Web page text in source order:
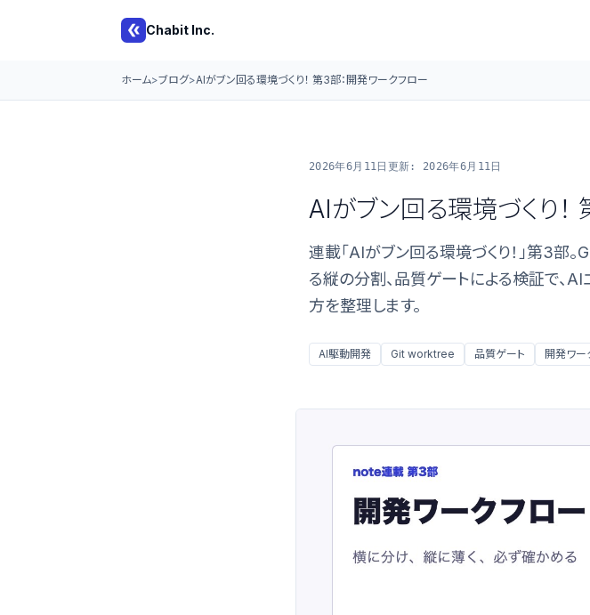
Chabit Inc.
ホーム ブログ AIがブン回る環境づくり！ 第3部：開発ワークフロー
2026年6月11日 更新: 2026年6月11日
AIがブン回る環境づくり！
連載「AIがブン回る環境づくり！」第3部
る縦の分割、品質ゲートによる検証で、
方を整理します。
AI駆動開発 Git worktree 品質ゲート 開発ワー